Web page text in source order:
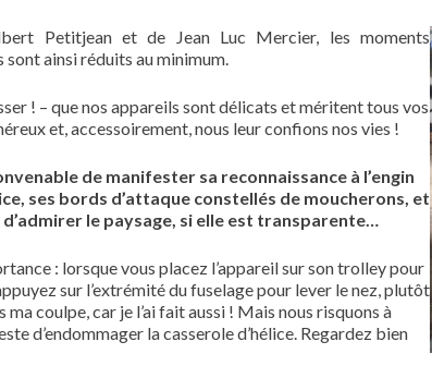
Petitjean et de Jean Luc Mercier, les moments
ainsi réduits au minimum.
! – que nos appareils sont délicats et méritent tous vos
et, accessoirement, nous leur confions nos vies !
de manifester sa reconnaissance à l’engin
ses bords d’attaque constellés de moucherons, et
le paysage, si elle est transparente…
: lorsque vous placez l’appareil sur son trolley pour
sur l’extrémité du fuselage pour lever le nez, plutôt
ma coulpe, car je l’ai fait aussi ! Mais nous risquons à
d’endommager la casserole d’hélice. Regardez bien